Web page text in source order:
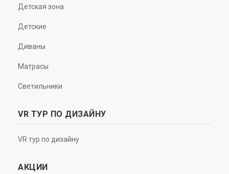
Детская зона
Детские
Диваны
Матрасы
Светильники
VR ТУР ПО ДИЗАЙНУ
VR тур по дизайну
АКЦИИ